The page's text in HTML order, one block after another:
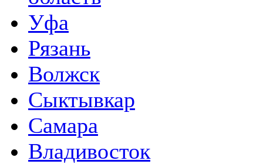
Уфа
Рязань
Волжск
Сыктывкар
Самара
Владивосток